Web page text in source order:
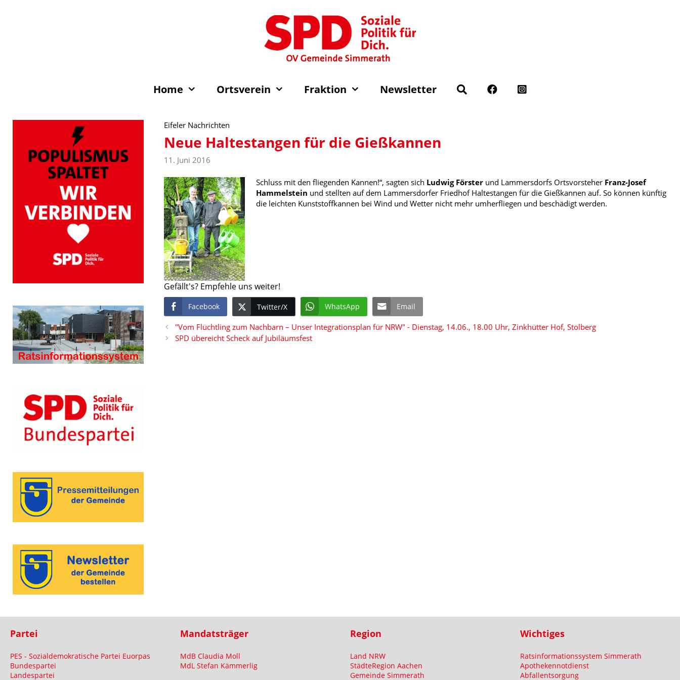
Home Ortsverein Fraktion Newsletter
Eifeler Nachrichten
Neue Haltestangen für die Gießkannen
11. Juni 2016
Schluss mit den fliegenden Kannen!“, sagten sich Ludwig Förster und Lammersdorfs Ortsvorsteher Franz-Josef
Hammelstein und stellten auf dem Lammersdorfer Friedhof Haltestangen für die Gießkannen auf. So können künftig
die leichten Kunststoffkannen bei Wind und Wetter nicht mehr umherfliegen und beschädigt werden.
Gefällt's? Empfehle uns weiter!
Facebook Twitter/X WhatsApp Email
"Vom Flüchtling zum Nachbarn – Unser Integrationsplan für NRW" - Dienstag, 14.06., 18.00 Uhr, Zinkhütter Hof, Stolberg
SPD übereicht Scheck auf Jubiläumsfest
Partei
PES - Sozialdemokratische Partei Euorpas
Bundespartei
Landespartei
Mandatsträger
MdB Claudia Moll
MdL Stefan Kämmerlig
Region
Land NRW
StädteRegion Aachen
Gemeinde Simmerath
Wichtiges
Ratsinformationssystem Simmerath
Apothekennotdienst
Abfallentsorgung